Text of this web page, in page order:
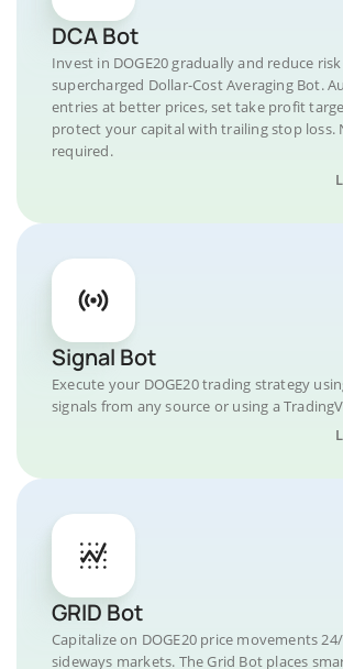
DCA Bot
Invest in DOGE20 gradually and reduce
supercharged Dollar-Cost Averaging Bot.
entries at better prices, set take profit
protect your capital with trailing stop loss.
required.
Signal Bot
Execute your DOGE20 trading strategy
signals from any source or using a
GRID Bot
Capitalize on DOGE20 price movements
sideways markets. The Grid Bot places